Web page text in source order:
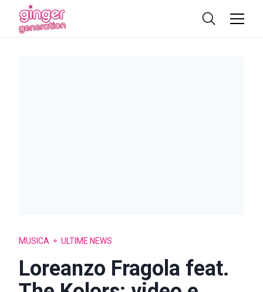
MUSICA ULTIME NEWS
Loreanzo Fragola feat.